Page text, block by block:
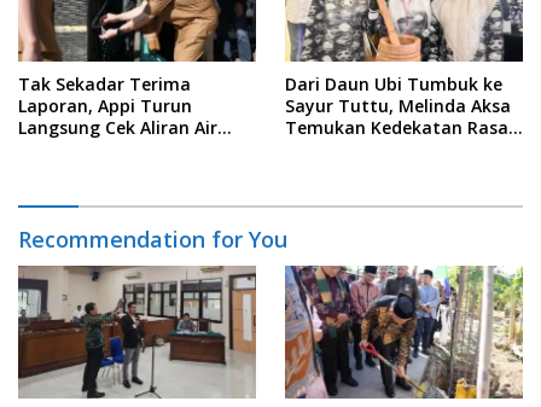
Tak Sekadar Terima
Laporan, Appi Turun
Langsung Cek Aliran Air
Dari Daun Ubi Tumbuk ke
Sayur Tuttu, Melinda Aksa
Temukan Kedekatan Rasa
Recommendation for You